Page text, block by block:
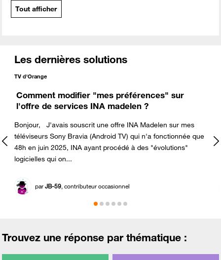
Tout afficher
Les dernières solutions
TV d'Orange
Comment modifier "mes préférences" sur
l'offre de services INA madelen ?
Bonjour, J'avais souscrit une offre INA Madelen sur mes
téléviseurs Sony Bravia (Android TV) qui n'a fonctionnée que
48h en juin 2025, INA ayant procédé à des "évolutions"
logicielles qui on...
parJB-59, contributeur occasionnel
Trouvez une réponse par thématique :